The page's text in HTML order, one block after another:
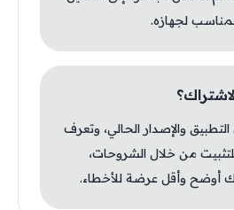
لجهازه.
والإصدار الحالي، وتعرف
من خلال الشروحات،
أوضح وأقل عرضة للأخطاء.